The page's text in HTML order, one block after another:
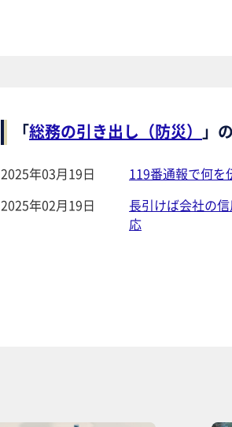
「総務の引き出し（防災） 」
2025年03月19日
119番通報で何
2025年02月19日
長引けば会社の
応